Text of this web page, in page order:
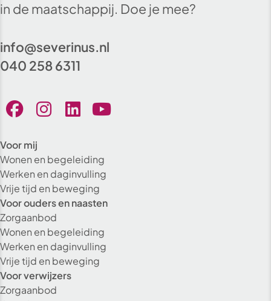
in de maatschappij. Doe je mee?
info@severinus.nl
040 258 6311
Voor mij
Wonen en begeleiding
Werken en daginvulling
Vrije tijd en beweging
Voor ouders en naasten
Zorgaanbod
Wonen en begeleiding
Werken en daginvulling
Vrije tijd en beweging
Voor verwijzers
Zorgaanbod